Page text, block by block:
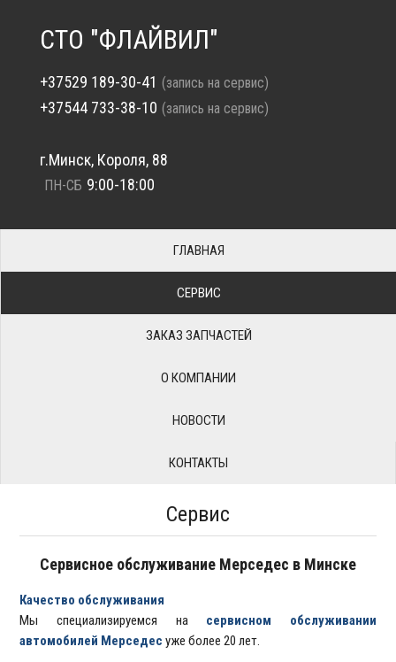
СТО "ФЛАЙВИЛ"
+37529 189-30-41 (запись на сервис)
+37544 733-38-10 (запись на сервис)
г.Минск, Короля, 88
ПН-СБ 9:00-18:00
ГЛАВНАЯ
СЕРВИС
ЗАКАЗ ЗАПЧАСТЕЙ
О КОМПАНИИ
НОВОСТИ
КОНТАКТЫ
Сервис
Сервисное обслуживание Мерседес в Минске
Качество обслуживания
Мы специализируемся на сервисном обслуживании
автомобилей Мерседес уже более 20 лет.